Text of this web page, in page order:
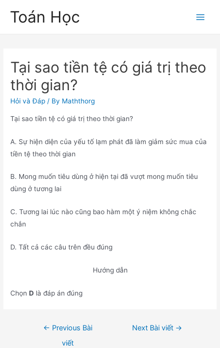
Toán Học
Tại sao tiền tệ có giá trị theo
thời gian?
Hỏi và Đáp / By Maththorg
Tại sao tiền tệ có giá trị theo thời gian?
A. Sự hiện diện của yếu tố lạm phát đã làm giảm sức mua của
tiền tệ theo thời gian
B. Mong muốn tiêu dùng ở hiện tại đã vượt mong muốn tiêu
dùng ở tương lai
C. Tương lai lúc nào cũng bao hàm một ý niệm không chắc
chắn
D. Tất cả các câu trên đều đúng
Hướng dẫn
ChọnD là đáp án đúng
← Previous Bài
viết
Next Bài viết →